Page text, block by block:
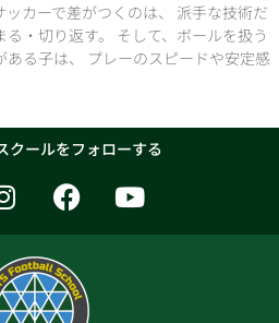
カーで差がつくのは、 派手な技術だ
・切り返す。 そして、ボールを扱う
る子は、 プレーのスピードや安定感
クールをフォローする
I
n
s
t
a
F
a
c
e
b
Y
o
u